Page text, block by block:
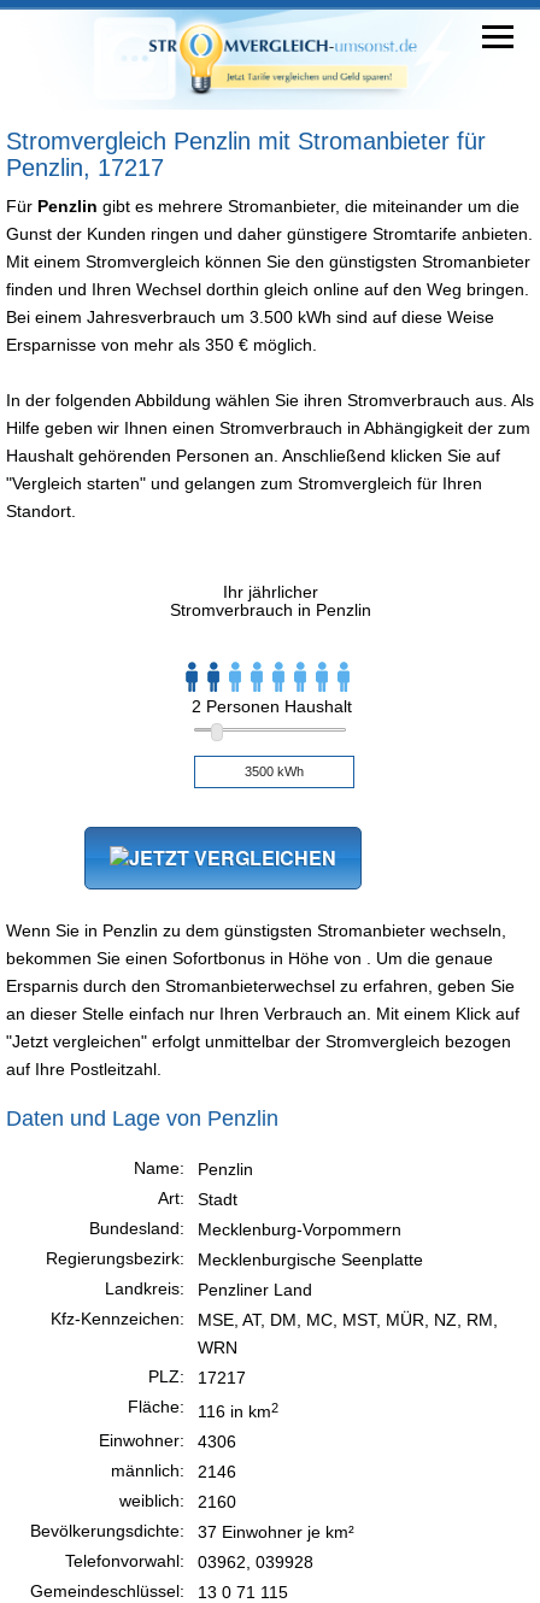
Stromvergleich Penzlin mit Stromanbieter für
Penzlin, 17217
Für Penzlin gibt es mehrere Stromanbieter, die miteinander um die
Gunst der Kunden ringen und daher günstigere Stromtarife anbieten.
Mit einem Stromvergleich können Sie den günstigsten Stromanbieter
finden und Ihren Wechsel dorthin gleich online auf den Weg bringen.
Bei einem Jahresverbrauch um 3.500 kWh sind auf diese Weise
Ersparnisse von mehr als 350 € möglich.
In der folgenden Abbildung wählen Sie ihren Stromverbrauch aus. Als
Hilfe geben wir Ihnen einen Stromverbrauch in Abhängigkeit der zum
Haushalt gehörenden Personen an. Anschließend klicken Sie auf
"Vergleich starten" und gelangen zum Stromvergleich für Ihren
Standort.
Ihr jährlicher
Stromverbrauch in Penzlin
2 Personen Haushalt
Wenn Sie in Penzlin zu dem günstigsten Stromanbieter wechseln,
bekommen Sie einen Sofortbonus in Höhe von . Um die genaue
Ersparnis durch den Stromanbieterwechsel zu erfahren, geben Sie
an dieser Stelle einfach nur Ihren Verbrauch an. Mit einem Klick auf
"Jetzt vergleichen" erfolgt unmittelbar der Stromvergleich bezogen
auf Ihre Postleitzahl.
Daten und Lage von Penzlin
Name:
Penzlin
Art:
Stadt
Bundesland:
Mecklenburg-Vorpommern
Regierungsbezirk:
Mecklenburgische Seenplatte
Landkreis:
Penzliner Land
Kfz-Kennzeichen:
MSE, AT, DM, MC, MST, MÜR, NZ, RM,
WRN
PLZ:
17217
Fläche:
116 in km2
Einwohner:
4306
männlich:
2146
weiblich:
2160
Bevölkerungsdichte:
37 Einwohner je km²
Telefonvorwahl:
03962, 039928
Gemeindeschlüssel:
13 0 71 115